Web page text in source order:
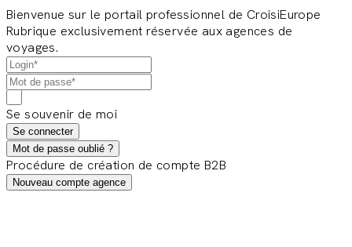
Bienvenue sur le portail professionnel de CroisiEurope
Rubrique exclusivement réservée aux agences de
voyages.
Se souvenir de moi
Se connecter
Mot de passe oublié ?
Procédure de création de compte B2B
Nouveau compte agence